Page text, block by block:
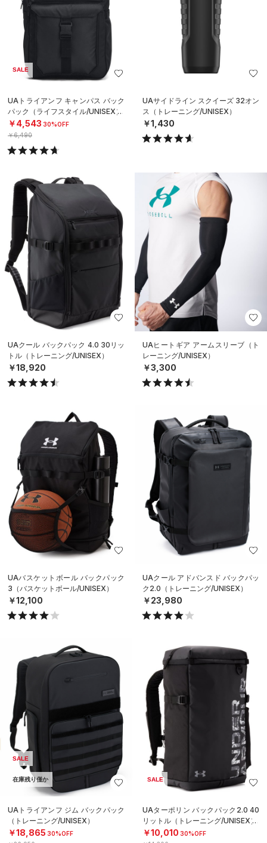
SALE
UAトライアンフ キャンパス バック
パック（ライフスタイル/UNISEX）
￥4,543 30%OFF
￥6,490
UAサイドライン スクイーズ 32オン
ス（トレーニング/UNISEX）
￥1,430
UAクール バックパック 4.0 30リッ
トル（トレーニング/UNISEX）
￥18,920
UAヒートギア アームスリーブ（ト
レーニング/UNISEX）
￥3,300
UAバスケットボール バックパック
3（バスケットボール/UNISEX）
￥12,100
UAクール アドバンスド バックパッ
ク2.0（トレーニング/UNISEX）
￥23,980
SALE
在庫残り僅か
UAトライアンフ ジム バックパック
（トレーニング/UNISEX）
￥18,865 30%OFF
SALE
UAターポリン バックパック2.0 40
リットル（トレーニング/UNISEX）
￥10,010 30%OFF